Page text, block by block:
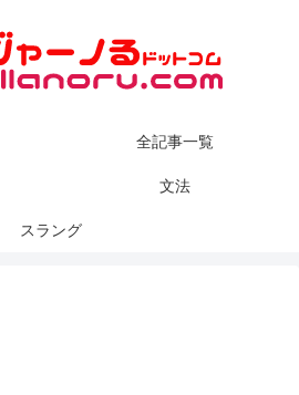
全記事一覧
文法
スラング